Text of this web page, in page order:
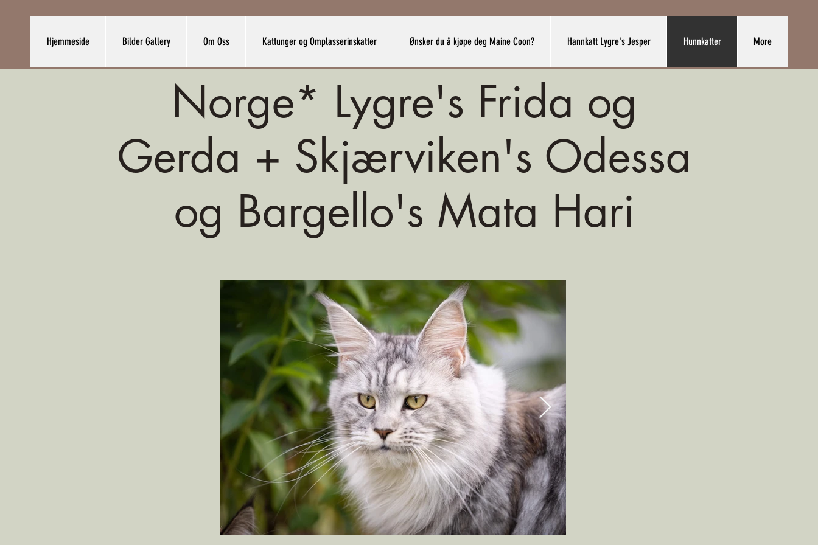
Hjemmeside Bilder Gallery Om Oss Kattunger og Omplasserinskatter Ønsker du å kjøpe deg Maine Coon? Hannkatt Lygre's Jesper Hunnkatter More
Norge* Lygre's Frida og
Gerda + Skjærviken's Odessa
og Bargello's Mata Hari